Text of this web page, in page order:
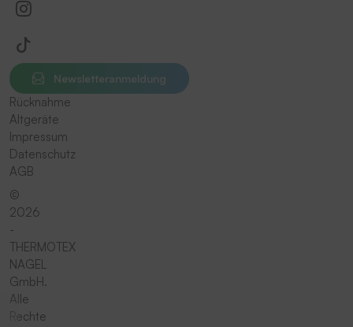
Newsletteranmeldung
Rücknahme
Altgeräte
Impressum
Datenschutz
AGB
©
2026
-
THERMOTEX
NAGEL
GmbH.
Alle
Rechte